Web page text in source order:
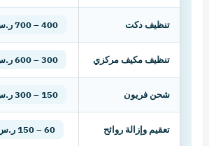
تنظيف دكت 400 – 700 ر.س
تنظيف مكيف مركزي 300 – 600 ر.س
شحن فريون 150 – 300 ر.س
تعقيم وإزالة روائح 60 – 150 ر.س